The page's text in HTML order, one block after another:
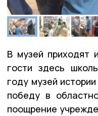
В музей приходят
гости здесь
году музей
победу в
поощрение